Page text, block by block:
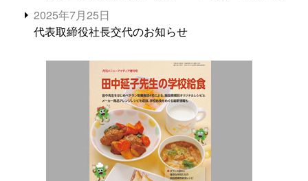
2025年7月25日
代表取締役社長交代のお知らせ